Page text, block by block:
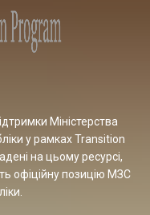
Міністерства
у рамках Transition
на цьому ресурсі,
офіційну позицію МЗС